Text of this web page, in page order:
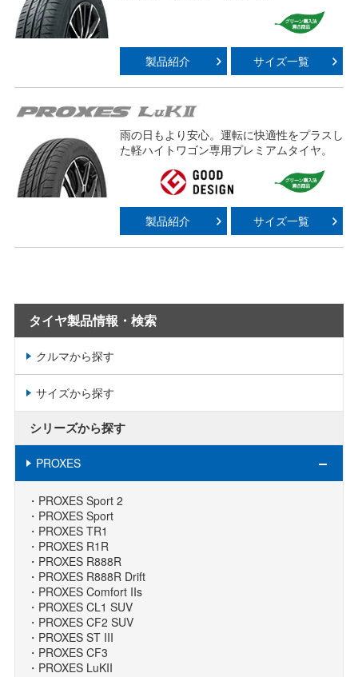
製品紹介 サイズ一覧
雨の日もより安心。運転に快適性をプラスし
た軽ハイトワゴン専用プレミアムタイヤ。
製品紹介 サイズ一覧
タイヤ製品情報・検索
クルマから探す
サイズから探す
シリーズから探す
PROXES
PROXES Sport 2
PROXES Sport
PROXES TR1
PROXES R1R
PROXES R888R
PROXES R888R Drift
PROXES Comfort IIs
PROXES CL1 SUV
PROXES CF2 SUV
PROXES ST III
PROXES CF3
PROXES LuKII